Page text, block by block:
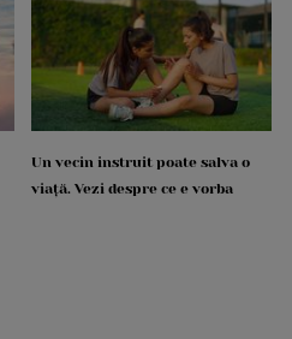
Un vecin instruit poate salva o
viață. Vezi despre ce e vorba